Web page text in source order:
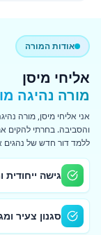
אודות המורה
אליחי מיסן
מורה נהיגה
אני אליחי מיסן, מורה
ללמד דור חדש של נהגים
גישה
סגנון צעיר